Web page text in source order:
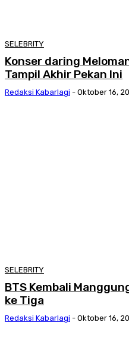
SELEBRITY
Konser daring
Tampil Akhir Pekan Ini
Redaksi Kabarlagi - Oktober 16,
SELEBRITY
BTS Kembali
ke Tiga
Redaksi Kabarlagi - Oktober 16,